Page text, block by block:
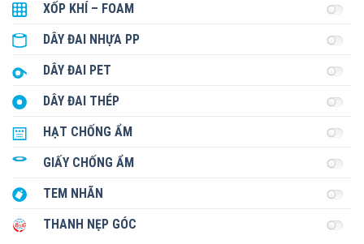
XỐP KHÍ – FOAM
DÂY ĐAI NHỰA PP
DÂY ĐAI PET
DÂY ĐAI THÉP
HẠT CHỐNG ẨM
GIẤY CHỐNG ẨM
TEM NHÃN
THANH NẸP GÓC